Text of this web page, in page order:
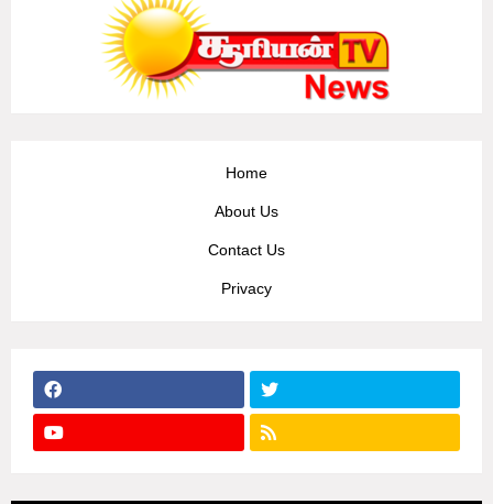
Home
About Us
Contact Us
Privacy